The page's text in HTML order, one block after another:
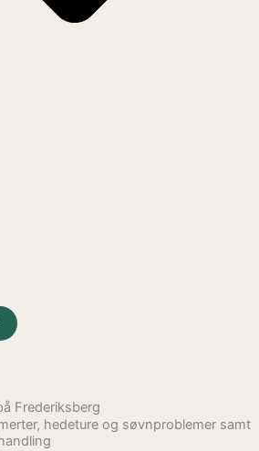
Frederiksberg
hedeture og søvnproblemer samt